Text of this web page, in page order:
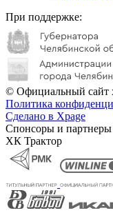
При поддержке:
© Официальный сайт
Политика
Сделано в Xpage
Спонсоры и партнеры
ХК Трактор